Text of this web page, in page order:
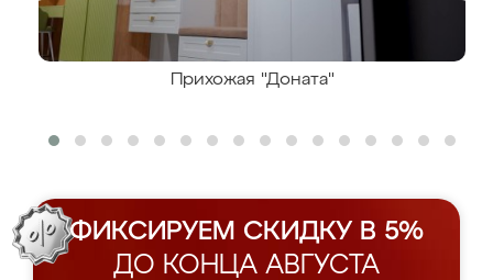
Прихожая "Доната"
ФИКСИРУЕМ СКИДКУ В 5%
ДО КОНЦА АВГУСТА